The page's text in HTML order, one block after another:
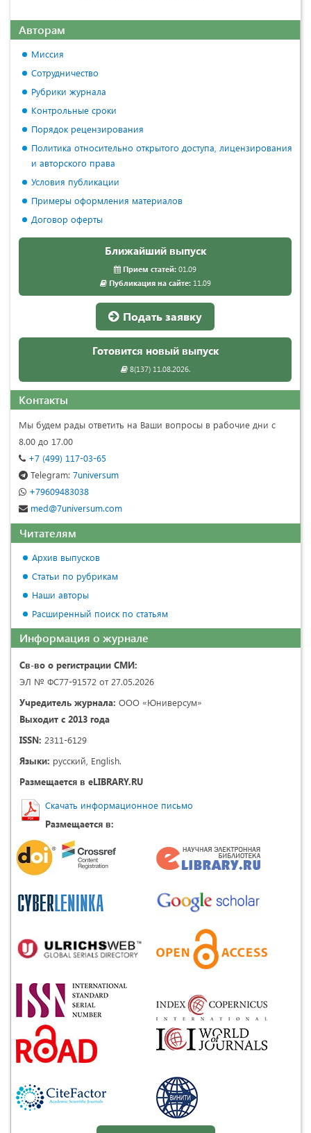
Авторам
Миссия
Сотрудничество
Рубрики журнала
Контрольные сроки
Порядок рецензирования
Политика относительно открытого доступа, лицензирования
и авторского права
Условия публикации
Примеры оформления материалов
Договор оферты
Ближайший выпуск
Прием статей: 01.09
Публикация на сайте:11.09
Подать заявку
Готовится новый выпуск
8(137) 11.08.2026.
Контакты
Мы будем рады ответить на Ваши вопросы в рабочие дни с
8.00 до 17.00
+7 (499) 117-03-65
Telegram: 7universum
+79609483038
med@7universum.com
Читателям
Архив выпусков
Статьи по рубрикам
Наши авторы
Расширенный поиск по статьям
Информация о журнале
Св-во о регистрации СМИ:
ЭЛ № ФС77-91572 от 27.05.2026
Учредитель журнала: ООО «Юниверсум»
Выходит с 2013 года
ISSN: 2311-6129
Языки: русский, English.
Размещается в eLIBRARY.RU
Скачать информационное письмо
Размещается в: